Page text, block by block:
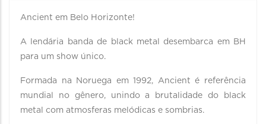
Ancient em Belo Horizonte!
A lendária banda de black metal desembarca em BH
para um show único.
Formada na Noruega em 1992, Ancient é referência
mundial no gênero, unindo a brutalidade do black
metal com atmosferas melódicas e sombrias.